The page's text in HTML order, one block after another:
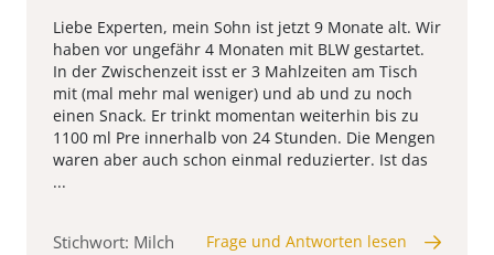
Liebe Experten, mein Sohn ist jetzt 9 Monate alt. Wir
haben vor ungefähr 4 Monaten mit BLW gestartet.
In der Zwischenzeit isst er 3 Mahlzeiten am Tisch
mit (mal mehr mal weniger) und ab und zu noch
einen Snack. Er trinkt momentan weiterhin bis zu
1100 ml Pre innerhalb von 24 Stunden. Die Mengen
waren aber auch schon einmal reduzierter. Ist das
...
Stichwort: Milch Frage und Antworten lesen